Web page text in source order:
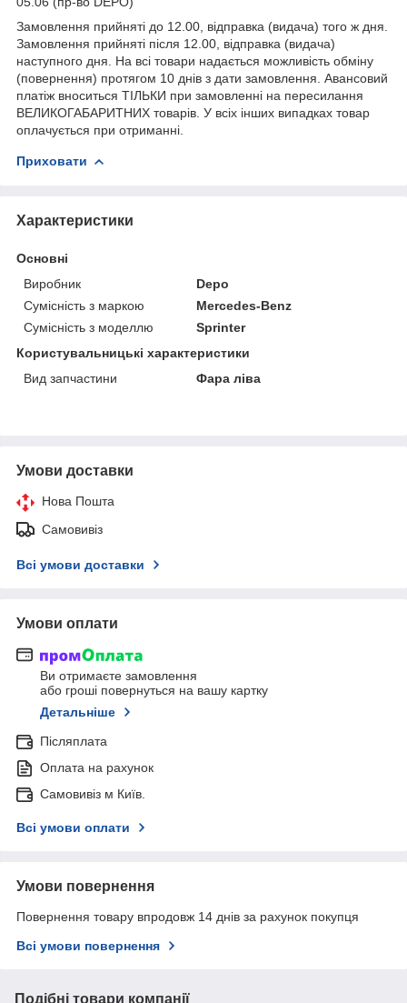
Замовлення прийняті до 12.00, відправка (видача) того ж дня.
Замовлення прийняті після 12.00, відправка (видача)
наступного дня. На всі товари надається можливість обміну
(повернення) протягом 10 днів з дати замовлення. Авансовий
платіж вноситься ТІЛЬКИ при замовленні на пересилання
ВЕЛИКОГАБАРИТНИХ товарів. У всіх інших випадках товар
оплачується при отриманні.
Приховати
Характеристики
Основні
Виробник
Depo
Сумісність з маркою
Mercedes-Benz
Сумісність з моделлю
Sprinter
Користувальницькі характеристики
Вид запчастини
Фара ліва
Умови доставки
Нова Пошта
Самовивіз
Всі умови доставки
Умови оплати
Ви отримаєте замовлення
або гроші повернуться на вашу картку
Детальніше
Післяплата
Оплата на рахунок
Самовивіз м Київ.
Всі умови оплати
Умови повернення
Повернення товару впродовж 14 днів за рахунок покупця
Всі умови повернення
Подібні товари компанії